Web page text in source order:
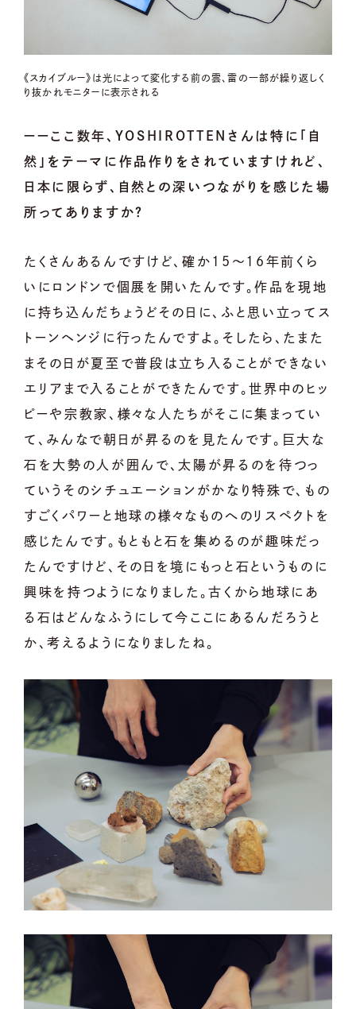
《スカイブルー》は光によって変化する前の雲、雷の一部が繰り返しく
り抜かれモニターに表示される
ーーここ数年、YOSHIROTTENさんは特に「自
然」をテーマに作品作りをされていますけれど、
日本に限らず、自然との深いつながりを感じた場
所ってありますか？
たくさんあるんですけど、確か15〜16年前くら
いにロンドンで個展を開いたんです。作品を現地
に持ち込んだちょうどその日に、ふと思い立ってス
トーンヘンジに行ったんですよ。そしたら、たまた
まその日が夏至で普段は立ち入ることができない
エリアまで入ることができたんです。世界中のヒッ
ピーや宗教家、様々な人たちがそこに集まってい
て、みんなで朝日が昇るのを見たんです。巨大な
石を大勢の人が囲んで、太陽が昇るのを待つっ
ていうそのシチュエーションがかなり特殊で、もの
すごくパワーと地球の様々なものへのリスペクトを
感じたんです。もともと石を集めるのが趣味だっ
たんですけど、その日を境にもっと石というものに
興味を持つようになりました。古くから地球にあ
る石はどんなふうにして今ここにあるんだろうと
か、考えるようになりましたね。